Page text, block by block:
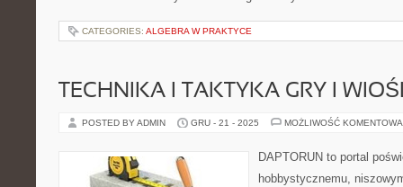
CATEGORIES: ALGEBRA W PRAKTYCE
TECHNIKA I TAKTYKA GRY I
POSTED BY ADMIN GRU - 21 - 2025 MOŻLIWOŚĆ
DAPTORUN to portal
hobbystycznemu,